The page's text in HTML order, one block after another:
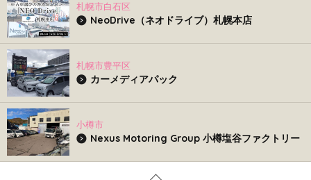
札幌市白石区
NeoDrive（ネオドライブ）札幌本店
札幌市豊平区
カーメディアパック
小樽市
Nexus Motoring Group 小樽塩谷ファクトリー